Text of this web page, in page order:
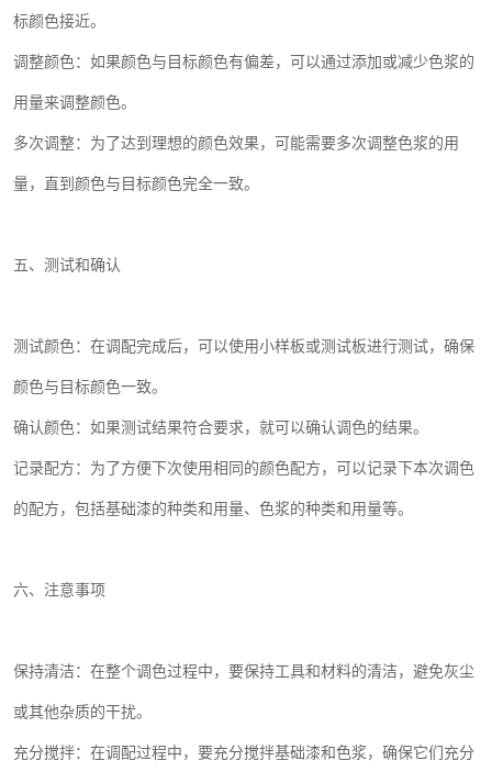
标颜色接近。
调整颜色：如果颜色与目标颜色有偏差，可以通过添加或减少色浆的
用量来调整颜色。
多次调整：为了达到理想的颜色效果，可能需要多次调整色浆的用
量，直到颜色与目标颜色完全一致。
五、测试和确认
测试颜色：在调配完成后，可以使用小样板或测试板进行测试，确保
颜色与目标颜色一致。
确认颜色：如果测试结果符合要求，就可以确认调色的结果。
记录配方：为了方便下次使用相同的颜色配方，可以记录下本次调色
的配方，包括基础漆的种类和用量、色浆的种类和用量等。
六、注意事项
保持清洁：在整个调色过程中，要保持工具和材料的清洁，避免灰尘
或其他杂质的干扰。
充分搅拌：在调配过程中，要充分搅拌基础漆和色浆，确保它们充分